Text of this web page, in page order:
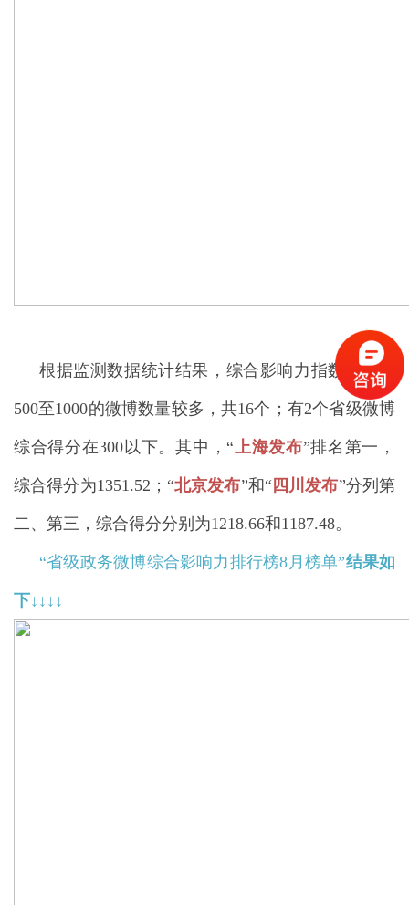
根据监测数据统计结果，综合影响力指数得分在
500至1000的微博数量较多，共16个；有2个省级微博
综合得分在300以下。其中，“上海发布”排名第一，
综合得分为1351.52； “北京发布”和“四川发布”分列第
二、第三，综合得分分别为1218.66和1187.48。
“省级政务微博综合影响力排行榜8月榜单”结果如
下↓ ↓ ↓↓